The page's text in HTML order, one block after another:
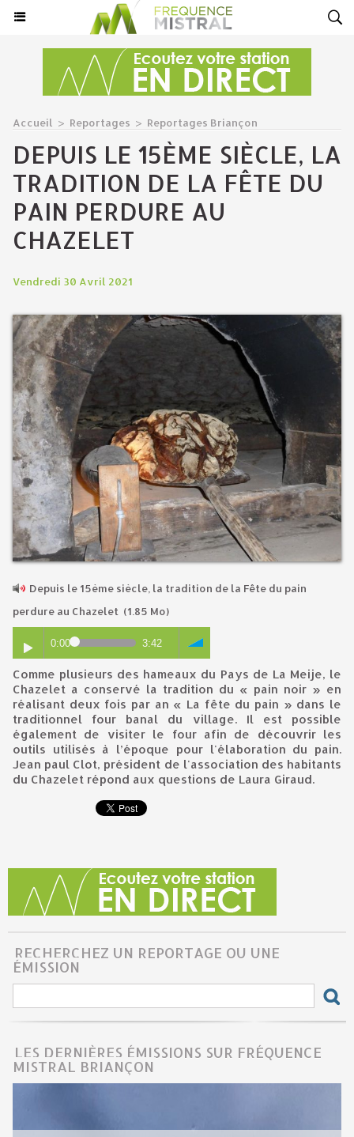
Accueil > Reportages > Reportages Briançon
DEPUIS LE 15ÈME SIÈCLE, LA
TRADITION DE LA FÊTE DU
PAIN PERDURE AU
CHAZELET
Vendredi 30 Avril 2021
Depuis le 15ème siècle, la tradition de la Fête du pain
perdure au Chazelet (1.85 Mo)
0:00 3:42
Comme plusieurs des hameaux du Pays de La Meije, le
Chazelet a conservé la tradition du « pain noir » en
réalisant deux fois par an « La fête du pain » dans le
traditionnel four banal du village. Il est possible
également de visiter le four afin de découvrir les
outils utilisés à l’époque pour l'élaboration du pain.
Jean paul Clot, président de l'association des habitants
du Chazelet répond aux questions de Laura Giraud.
RECHERCHEZ UN REPORTAGE OU UNE
ÉMISSION
LES DERNIÈRES ÉMISSIONS SUR FRÉQUENCE
MISTRAL BRIANÇON